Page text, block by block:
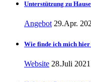
Unterstützung zu Hause
Angebot 29.Apr.
Wie finde ich mich hier
Website 28.Juli 2021